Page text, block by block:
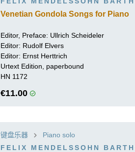
Venetian Gondola Songs for Piano
Editor, Preface: Ullrich Scheideler
Editor: Rudolf Elvers
Editor: Ernst Herttrich
Urtext Edition, paperbound
HN 1172
€11.00
键盘乐器
Piano solo
FELIX MENDELSSOHN